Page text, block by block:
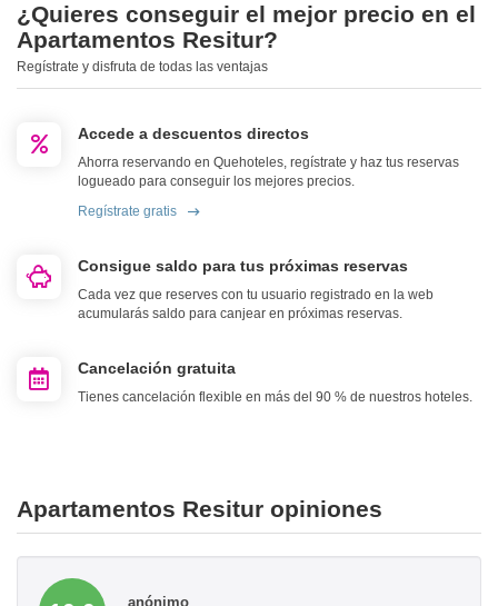
¿Quieres conseguir el mejor precio en el
Apartamentos Resitur?
Regístrate y disfruta de todas las ventajas
Accede a descuentos directos
Ahorra reservando en Quehoteles, regístrate y haz tus reservas
logueado para conseguir los mejores precios.
Regístrate gratis
Consigue saldo para tus próximas reservas
Cada vez que reserves con tu usuario registrado en la web
acumularás saldo para canjear en próximas reservas.
Cancelación gratuita
Tienes cancelación flexible en más del 90 % de nuestros hoteles.
Apartamentos Resitur opiniones
anónimo